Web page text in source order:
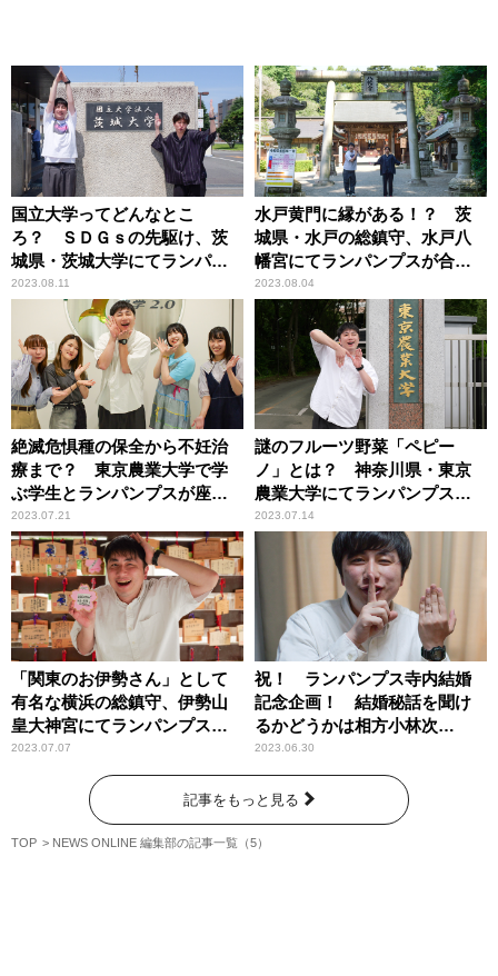
国立大学ってどんなとこ
ろ？ ＳＤＧｓの先駆け、茨
城県・茨城大学にてランパン
プスが徹底取材！
2023.08.11
水戸黄門に縁がある！？ 茨
城県・水戸の総鎮守、水戸八
幡宮にてランパンプスが合格
祈願！
2023.08.04
絶滅危惧種の保全から不妊治
療まで？ 東京農業大学で学
ぶ学生とランパンプスが座談
会！
2023.07.21
謎のフルーツ野菜「ペピー
ノ」とは？ 神奈川県・東京
農業大学にてランパンプスが
潜入！
2023.07.14
「関東のお伊勢さん」として
有名な横浜の総鎮守、伊勢山
皇大神宮にてランパンプスが
合格祈願！
2023.07.07
祝！ ランパンプス寺内結婚
記念企画！ 結婚秘話を聞け
るかどうかは相方小林次
第！？
2023.06.30
記事をもっと見る
TOP NEWS ONLINE 編集部の記事一覧（5）